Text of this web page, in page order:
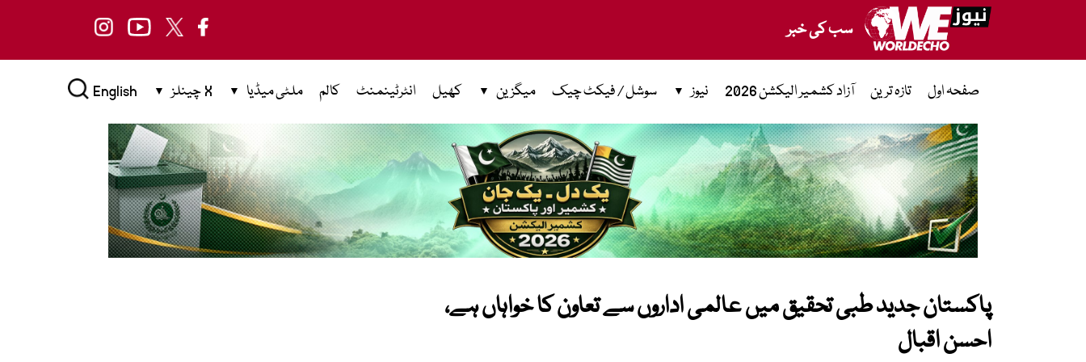
سب کی خبر
صفحہ اول تازہ ترین آزاد کشمیر الیکشن 2026 نیوز سوشل / فیکٹ چیک میگزین کھیل انٹرٹینمنٹ کالم ملٹی میڈیا X چینلز English
پاکستان جدید طبی تحقیق میں عالمی اداروں سے تعاون کا خواہاں ہے،
احسن اقبال